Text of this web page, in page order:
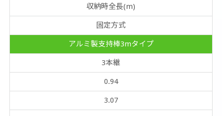
収納時全長(m)
固定方式
アルミ製支持棒3mタイプ
3本継
0.94
3.07